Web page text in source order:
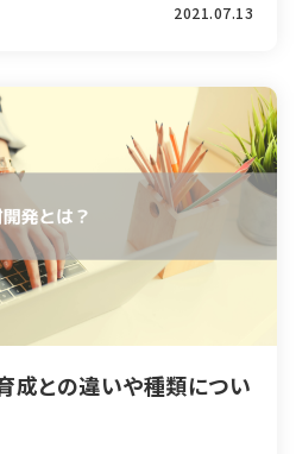
[…]
2021.07.13
成との違いや種類につい